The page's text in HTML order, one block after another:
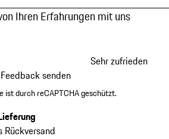
Ihren Erfahrungen mit uns
Sehr zufrieden
Feedback senden
ist durch reCAPTCHA geschützt.
Rückversand